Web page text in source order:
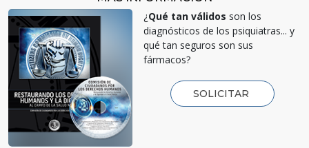
¿Qué tan válidos son los
diagnósticos de los psiquiatras... y
qué tan seguros son sus
fármacos?
SOLICITAR